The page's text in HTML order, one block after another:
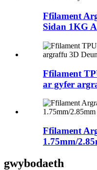
Ffilament
Sidan 1KG
Ffilament
ar gyfer
Ffilament
1.75mm/
gwybodaeth